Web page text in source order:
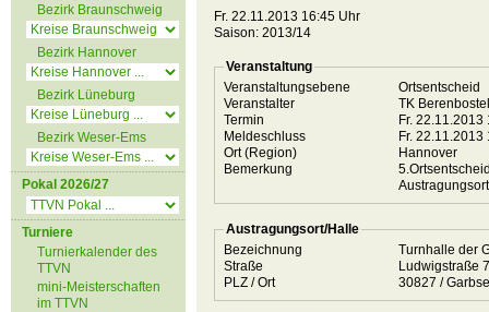
Bezirk Braunschweig
Bezirk Hannover
Bezirk Lüneburg
Bezirk Weser-Ems
Pokal 2026/27
Turniere
Turnierkalender des
TTVN
mini-Meisterschaften
im TTVN
Fr. 22.11.2013 16:45 Uhr
Saison: 2013/14
Veranstaltung
Veranstaltungsebene
Ortsentscheid
Veranstalter
TK
Termin
Fr.
Meldeschluss
Fr.
Ort (Region)
Hannover
Bemerkung
Austragungsort/Halle
Bezeichnung
Turnhalle der
Straße
Ludwigstraße
PLZ / Ort
30827 /